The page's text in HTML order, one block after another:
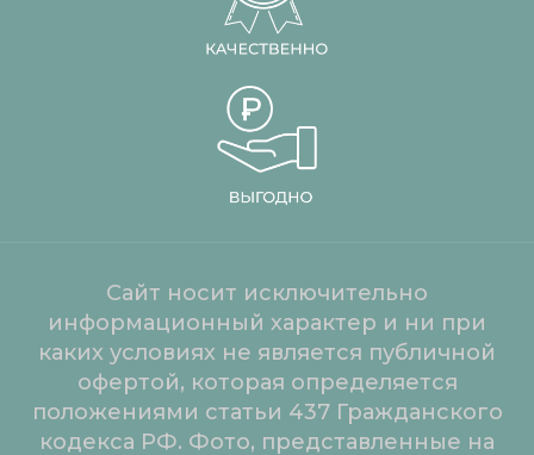
Сайт носит исключительно
информационный характер и ни при
каких условиях не является публичной
офертой, которая определяется
положениями статьи 437 Гражданского
кодекса РФ. Фото, представленные на